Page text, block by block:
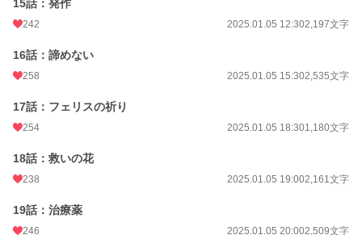
15話：発作
242 2025.01.05 12:302,197文字
16話：諦めない
258 2025.01.05 15:302,535文字
17話：フェリスの祈り
254 2025.01.05 18:301,180文字
18話：救いの花
238 2025.01.05 19:002,161文字
19話：治療薬
246 2025.01.05 20:002,509文字